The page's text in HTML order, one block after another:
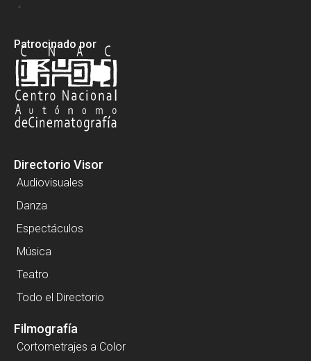
Patrocinado por
Directorio Visor
Audiovisuales
Danza
Espectáculos
Música
Teatro
Todo el Directorio
Filmografía
Cortometrajes a Color